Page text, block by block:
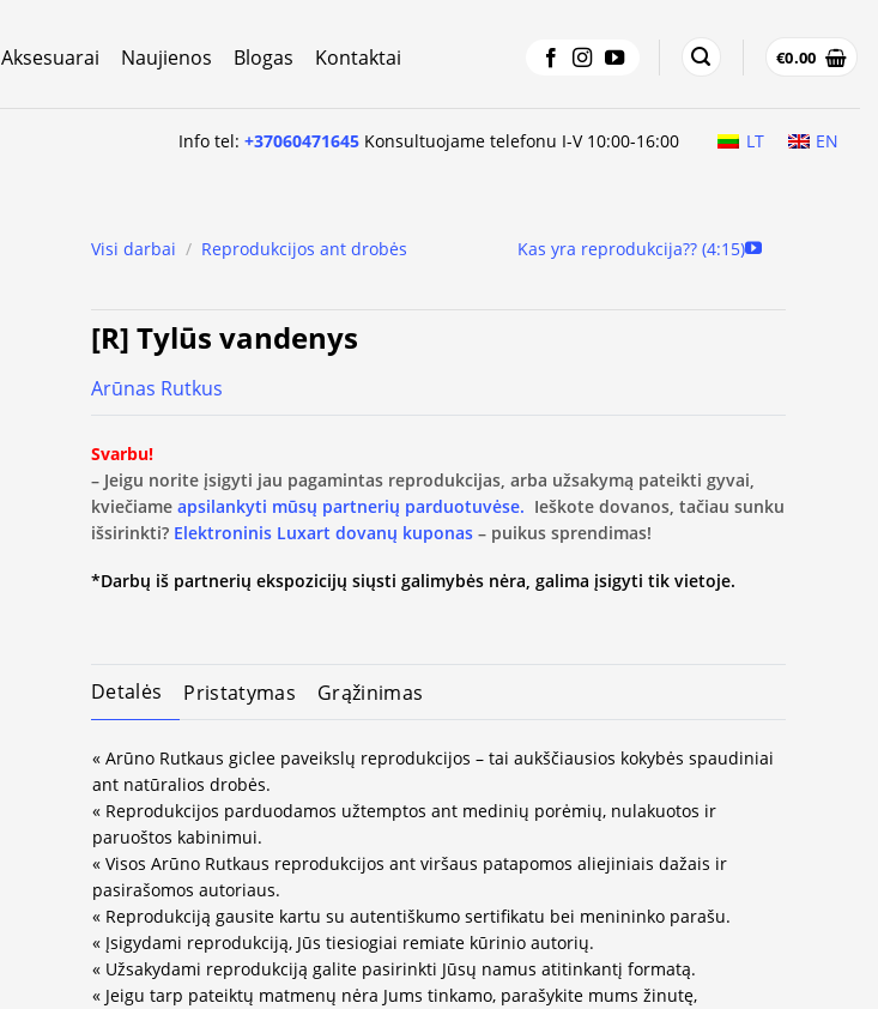
Aksesuarai Naujienos Blogas Kontaktai €0.00
Info tel:+37060471645 Konsultuojame telefonu I-V 10:00-16:00 LT EN
Visi darbai / Reprodukcijos ant drobės Kas yra reprodukcija?? (4:15)
[R] Tylūs vandenys
Arūnas Rutkus
Svarbu!
– Jeigu norite įsigyti jau pagamintas reprodukcijas, arba užsakymą pateikti gyvai,
kviečiame apsilankyti mūsų partnerių parduotuvėse. Ieškote dovanos, tačiau sunku
išsirinkti? Elektroninis Luxart dovanų kuponas – puikus sprendimas!
*Darbų iš partnerių ekspozicijų siųsti galimybės nėra, galima įsigyti tik vietoje.
Detalės Pristatymas Grąžinimas
« Arūno Rutkaus giclee paveikslų reprodukcijos – tai aukščiausios kokybės spaudiniai
ant natūralios drobės.
« Reprodukcijos parduodamos užtemptos ant medinių porėmių, nulakuotos ir
paruoštos kabinimui.
« Visos Arūno Rutkaus reprodukcijos ant viršaus patapomos aliejiniais dažais ir
pasirašomos autoriaus.
« Reprodukciją gausite kartu su autentiškumo sertifikatu bei menininko parašu.
« Įsigydami reprodukciją, Jūs tiesiogiai remiate kūrinio autorių.
« Užsakydami reprodukciją galite pasirinkti Jūsų namus atitinkantį formatą.
« Jeigu tarp pateiktų matmenų nėra Jums tinkamo, parašykite mums žinutę,